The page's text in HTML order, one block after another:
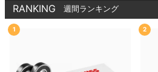
RANKING 週間ランキング
1 2